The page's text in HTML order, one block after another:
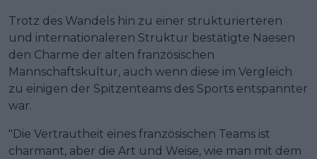
Trotz des Wandels hin zu einer strukturierteren
und internationaleren Struktur bestätigte Naesen
den Charme der alten französischen
Mannschaftskultur, auch wenn diese im Vergleich
zu einigen der Spitzenteams des Sports entspannter
war.
"Die Vertrautheit eines französischen Teams ist
charmant, aber die Art und Weise, wie man mit dem